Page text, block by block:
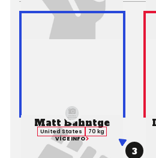
Matt Bahntge
United States
70 kg
VÍCE INFO
3